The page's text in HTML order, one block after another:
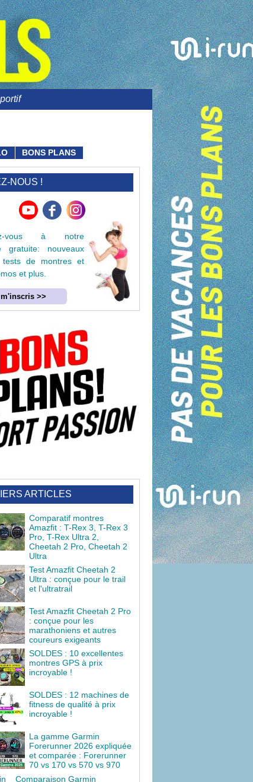
BONS PLANS
NOUS !
vous à notre
gratuite: nouveaux
tests de montres et
et plus.
>>
ARTICLES
Comparatif montres
Amazfit : T-Rex 3, T-Rex 3
Pro, T-Rex Ultra 2,
Cheetah 2 Pro, Cheetah 2
Ultra
Test Amazfit Cheetah 2
Ultra : conçue pour le trail
et l'ultratrail
Test Amazfit Cheetah 2 Pro
: conçue pour les
marathoniens et autres
coureurs exigeants
SOLDES : 10 excellentes
montres GPS à prix
incroyable !
SOLDES : 12 machines de
fitness de qualité à prix
incroyable !
La gamme Garmin
Forerunner 2026 expliquée
et comparée : Forerunner
70 vs 170 vs 570 vs 970
Comparaison Garmin